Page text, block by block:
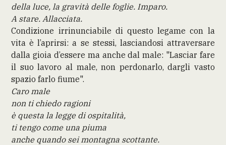
della luce, la gravità delle foglie. Imparo.
A stare. Allacciata.
Condizione irrinunciabile di questo legame con la
vita è l’aprirsi: a se stessi, lasciandosi attraversare
dalla gioia d’essere ma anche dal male: "Lasciar fare
il suo lavoro al male, non perdonarlo, dargli vasto
spazio farlo fiume".
Caro male
non ti chiedo ragioni
è questa la legge di ospitalità,
ti tengo come una piuma
anche quando sei montagna scottante.